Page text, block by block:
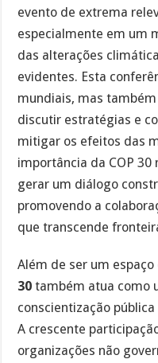
evento de extrema
especialmente em um
das alterações
evidentes. Esta
mundiais, mas
discutir estratégias e
mitigar os efeitos das
importância da COP 30
gerar um diálogo
promovendo a
que transcende
Além de ser um
30 também atua como
conscientização
A crescente
organizações não